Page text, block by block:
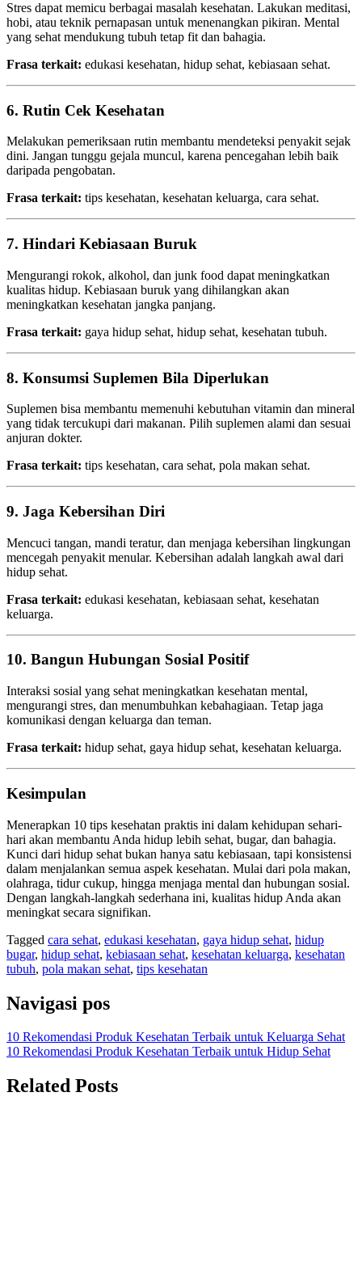
Stres dapat memicu berbagai masalah kesehatan. Lakukan meditasi,
hobi, atau teknik pernapasan untuk menenangkan pikiran. Mental
yang sehat mendukung tubuh tetap fit dan bahagia.
Frasa terkait: edukasi kesehatan, hidup sehat, kebiasaan sehat.
6. Rutin Cek Kesehatan
Melakukan pemeriksaan rutin membantu mendeteksi penyakit sejak
dini. Jangan tunggu gejala muncul, karena pencegahan lebih baik
daripada pengobatan.
Frasa terkait: tips kesehatan, kesehatan keluarga, cara sehat.
7. Hindari Kebiasaan Buruk
Mengurangi rokok, alkohol, dan junk food dapat meningkatkan
kualitas hidup. Kebiasaan buruk yang dihilangkan akan
meningkatkan kesehatan jangka panjang.
Frasa terkait: gaya hidup sehat, hidup sehat, kesehatan tubuh.
8. Konsumsi Suplemen Bila Diperlukan
Suplemen bisa membantu memenuhi kebutuhan vitamin dan mineral
yang tidak tercukupi dari makanan. Pilih suplemen alami dan sesuai
anjuran dokter.
Frasa terkait: tips kesehatan, cara sehat, pola makan sehat.
9. Jaga Kebersihan Diri
Mencuci tangan, mandi teratur, dan menjaga kebersihan lingkungan
mencegah penyakit menular. Kebersihan adalah langkah awal dari
hidup sehat.
Frasa terkait: edukasi kesehatan, kebiasaan sehat, kesehatan
keluarga.
10. Bangun Hubungan Sosial Positif
Interaksi sosial yang sehat meningkatkan kesehatan mental,
mengurangi stres, dan menumbuhkan kebahagiaan. Tetap jaga
komunikasi dengan keluarga dan teman.
Frasa terkait: hidup sehat, gaya hidup sehat, kesehatan keluarga.
Kesimpulan
Menerapkan 10 tips kesehatan praktis ini dalam kehidupan sehari-
hari akan membantu Anda hidup lebih sehat, bugar, dan bahagia.
Kunci dari hidup sehat bukan hanya satu kebiasaan, tapi konsistensi
dalam menjalankan semua aspek kesehatan. Mulai dari pola makan,
olahraga, tidur cukup, hingga menjaga mental dan hubungan sosial.
Dengan langkah-langkah sederhana ini, kualitas hidup Anda akan
meningkat secara signifikan.
Tagged cara sehat, edukasi kesehatan, gaya hidup sehat, hidup
bugar, hidup sehat, kebiasaan sehat, kesehatan keluarga, kesehatan
tubuh, pola makan sehat, tips kesehatan
Navigasi pos
10 Rekomendasi Produk Kesehatan Terbaik untuk Keluarga Sehat
10 Rekomendasi Produk Kesehatan Terbaik untuk Hidup Sehat
Related Posts